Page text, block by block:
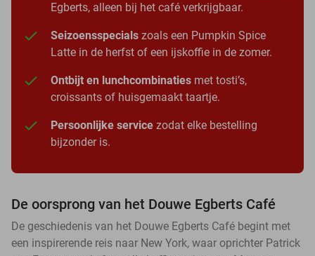
Egberts, alleen bij het café verkrijgbaar.
Seizoensspecials zoals een Pumpkin Spice
Latte in de herfst of een ijskoffie in de zomer.
Ontbijt en lunchcombinaties met tosti’s,
croissants of huisgemaakt taartje.
Persoonlijke service zodat elke bestelling
bijzonder is.
De oorsprong van het Douwe Egberts Café
De geschiedenis van het Douwe Egberts Café begint met
een inspirerende reis naar New York, waar oprichter Patrick